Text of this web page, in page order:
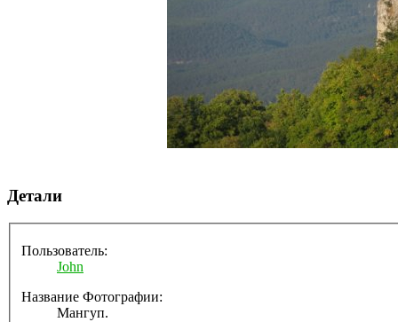
Детали
Пользователь:
John
Название Фотографии:
Мангуп.